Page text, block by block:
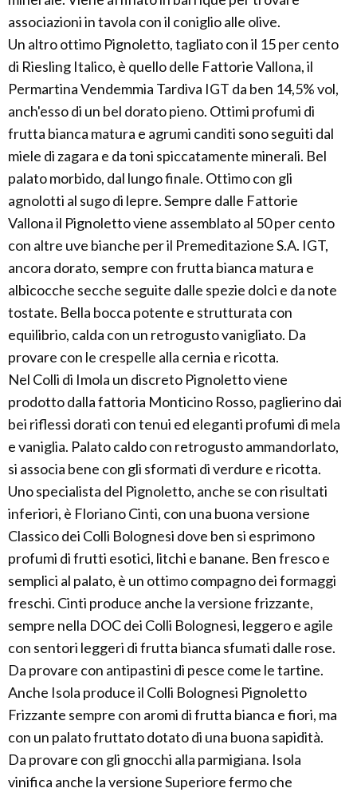
associazioni in tavola con il coniglio alle olive.
Un altro ottimo Pignoletto, tagliato con il 15 per cento
di Riesling Italico, è quello delle Fattorie Vallona, il
Permartina Vendemmia Tardiva IGT da ben 14,5% vol,
anch'esso di un bel dorato pieno. Ottimi profumi di
frutta bianca matura e agrumi canditi sono seguiti dal
miele di zagara e da toni spiccatamente minerali. Bel
palato morbido, dal lungo finale. Ottimo con gli
agnolotti al sugo di lepre. Sempre dalle Fattorie
Vallona il Pignoletto viene assemblato al 50 per cento
con altre uve bianche per il Premeditazione S.A. IGT,
ancora dorato, sempre con frutta bianca matura e
albicocche secche seguite dalle spezie dolci e da note
tostate. Bella bocca potente e strutturata con
equilibrio, calda con un retrogusto vanigliato. Da
provare con le crespelle alla cernia e ricotta.
Nel Colli di Imola un discreto Pignoletto viene
prodotto dalla fattoria Monticino Rosso, paglierino dai
bei riflessi dorati con tenui ed eleganti profumi di mela
e vaniglia. Palato caldo con retrogusto ammandorlato,
si associa bene con gli sformati di verdure e ricotta.
Uno specialista del Pignoletto, anche se con risultati
inferiori, è Floriano Cinti, con una buona versione
Classico dei Colli Bolognesi dove ben si esprimono
profumi di frutti esotici, litchi e banane. Ben fresco e
semplici al palato, è un ottimo compagno dei formaggi
freschi. Cinti produce anche la versione frizzante,
sempre nella DOC dei Colli Bolognesi, leggero e agile
con sentori leggeri di frutta bianca sfumati dalle rose.
Da provare con antipastini di pesce come le tartine.
Anche Isola produce il Colli Bolognesi Pignoletto
Frizzante sempre con aromi di frutta bianca e fiori, ma
con un palato fruttato dotato di una buona sapidità.
Da provare con gli gnocchi alla parmigiana. Isola
vinifica anche la versione Superiore fermo che